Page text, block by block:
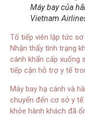
Máy bay của
Vietnam
Tổ tiếp viên lập tức
Nhận thấy tình trạng
cánh khẩn cấp xuống
tiếp cận hỗ trợ y tế
Máy bay hạ cánh và
chuyển đến cơ sở y
khỏe hành khách đã